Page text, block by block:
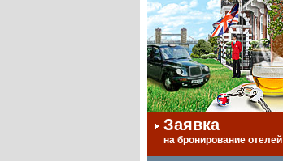
Заявка
на бронирование отелей